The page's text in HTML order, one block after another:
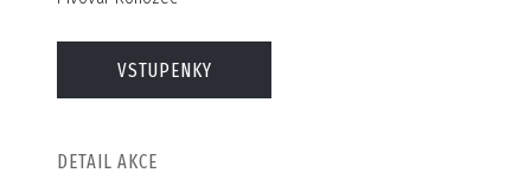
VSTUPENKY
DETAIL AKCE